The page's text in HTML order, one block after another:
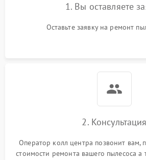
1. Вы оставляете
Оставьте заявку на ремонт
2. Консультация
Оператор колл центра позвонит вам,
стоимости ремонта вашего пылесоса а